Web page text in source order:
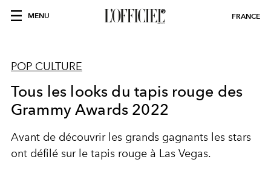
MENU FRANCE
POP CULTURE
Tous les looks du tapis rouge des
Grammy Awards 2022
Avant de découvrir les grands gagnants les stars
ont défilé sur le tapis rouge à Las Vegas.